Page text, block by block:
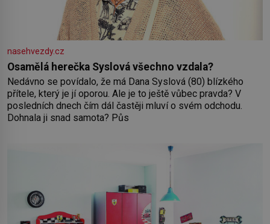
nasehvezdy.cz
Osamělá herečka Syslová všechno vzdala?
Nedávno se povídalo, že má Dana Syslová (80) blízkého
přítele, který je jí oporou. Ale je to ještě vůbec pravda? V
posledních dnech čím dál častěji mluví o svém odchodu.
Dohnala ji snad samota? Půs